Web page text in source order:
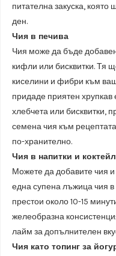
питателна закуска, която
ден.
Чия в печива
Чия може да бъде
кифли или бисквитки. Тя
киселини и фибри към
придаде приятен
хлебчета или бисквитки,
семена чия към
по-хранително.
Чия в напитки и
Можете да добавите чия
една супена лъжица чия
престои около 10-15
желеобразна
лайм за допълнителен
Чия като топинг за